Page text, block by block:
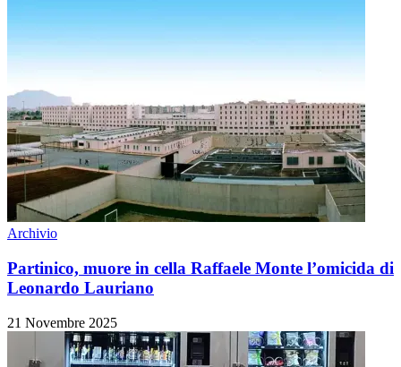
Archivio
Partinico, muore in cella Raffaele Monte l’omicida di
Leonardo Lauriano
21 Novembre 2025